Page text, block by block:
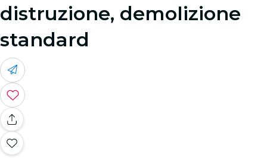
distruzione, demolizione
standard